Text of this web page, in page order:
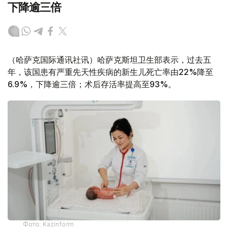
下降逾三倍
（哈萨克国际通讯社讯）哈萨克斯坦卫生部表示，过去五
年，该国患有严重先天性疾病的新生儿死亡率由22%降至
6.9%，下降逾三倍；术后存活率提高至93%。
Фото: Kazinform